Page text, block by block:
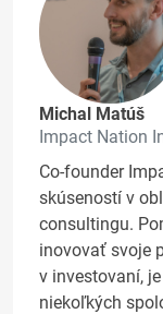
Michal Matúš
Impact Nation
Co-founder
skúseností v
consultingu.
inovovať svoje
v investovaní,
niekoľkých